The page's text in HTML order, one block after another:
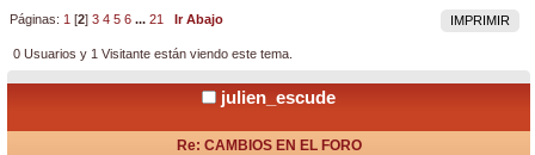
IMPRIMIR
Páginas: 1 [2]3 4 5 6 ...21 Ir Abajo
0 Usuarios y 1 Visitante están viendo este tema.
julien_escude
Re: CAMBIOS EN EL FORO